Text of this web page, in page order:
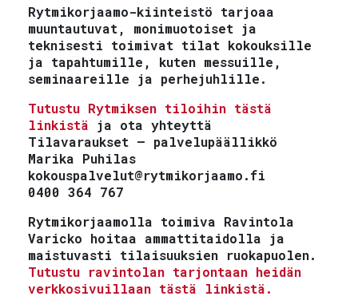
Rytmikorjaamo-kiinteistö tarjoaa
muuntautuvat, monimuotoiset ja
teknisesti toimivat tilat kokouksille
ja tapahtumille, kuten messuille,
seminaareille ja perhejuhlille.
Tutustu Rytmiksen tiloihin tästä
linkistä ja ota yhteyttä
Tilavaraukset – palvelupäällikkö
Marika Puhilas
kokouspalvelut@rytmikorjaamo.fi
0400 364 767
Rytmikorjaamolla toimiva Ravintola
Varicko hoitaa ammattitaidolla ja
maistuvasti tilaisuuksien ruokapuolen.
Tutustu ravintolan tarjontaan heidän
verkkosivuillaan tästä linkistä.